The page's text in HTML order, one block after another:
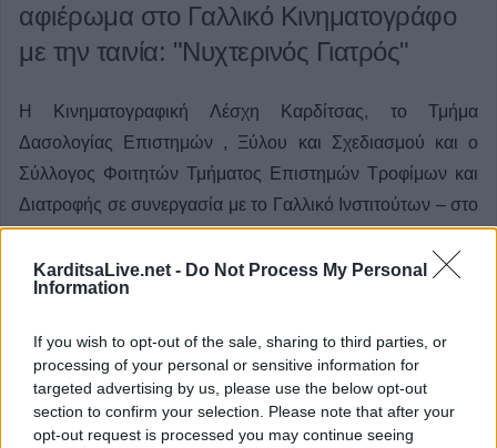
KarditsaLive.net - Do Not Process My Personal
Information
If you wish to opt-out of the sale, sharing to third parties, or
processing of your personal or sensitive information for
targeted advertising by us, please use the below opt-out
section to confirm your selection. Please note that after your
opt-out request is processed you may continue seeing
αφιέρωμα στο Γαλλικό Κινηματογράφο
με την ταινία: "Νυχτερινός Γιατρός"
Η Κινηματογραφική Λέσχη Καρδίτσας, το Τμήμα
Δασολογίας Επιστημών , Ξύλου και Σχεδιασμού και ο
Σύλλογος Φοιτητών Τμήματος Επιστημών Τροφίμων και
Διατροφής σε συνεργασία με το Γαλλικό Ινστιτούτων – στο
πλαίσιο του 5ου Αφιερώματος Στο Γαλλικό Κινηματογράφο